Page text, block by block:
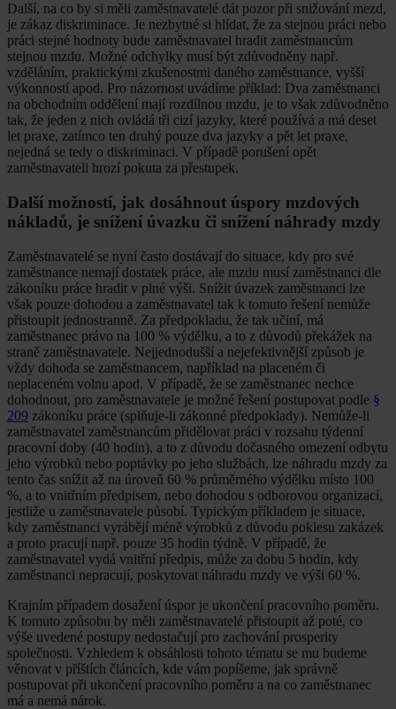
Další, na co by si měli zaměstnavatelé dát pozor při snižování mezd,
je zákaz diskriminace. Je nezbytné si hlídat, že za stejnou práci nebo
práci stejné hodnoty bude zaměstnavatel hradit zaměstnancům
stejnou mzdu. Možné odchylky musí být zdůvodněny např.
vzděláním, praktickými zkušenostmi daného zaměstnance, vyšší
výkonností apod. Pro názornost uvádíme příklad: Dva zaměstnanci
na obchodním oddělení mají rozdílnou mzdu, je to však zdůvodněno
tak, že jeden z nich ovládá tři cizí jazyky, které používá a má deset
let praxe, zatímco ten druhý pouze dva jazyky a pět let praxe,
nejedná se tedy o diskriminaci. V případě porušení opět
zaměstnavateli hrozí pokuta za přestupek.
Další možností, jak dosáhnout úspory mzdových
nákladů, je snížení úvazku či snížení náhrady mzdy
Zaměstnavatelé se nyní často dostávají do situace, kdy pro své
zaměstnance nemají dostatek práce, ale mzdu musí zaměstnanci dle
zákoníku práce hradit v plné výši. Snížit úvazek zaměstnanci lze
však pouze dohodou a zaměstnavatel tak k tomuto řešení nemůže
přistoupit jednostranně. Za předpokladu, že tak učiní, má
zaměstnanec právo na 100 % výdělku, a to z důvodů překážek na
straně zaměstnavatele. Nejjednodušší a nejefektivnější způsob je
vždy dohoda se zaměstnancem, například na placeném či
neplaceném volnu apod. V případě, že se zaměstnanec nechce
dohodnout, pro zaměstnavatele je možné řešení postupovat podle §
209 zákoníku práce (splňuje-li zákonné předpoklady). Nemůže-li
zaměstnavatel zaměstnancům přidělovat práci v rozsahu týdenní
pracovní doby (40 hodin), a to z důvodu dočasného omezení odbytu
jeho výrobků nebo poptávky po jeho službách, lze náhradu mzdy za
tento čas snížit až na úroveň 60 % průměrného výdělku místo 100
%, a to vnitřním předpisem, nebo dohodou s odborovou organizací,
jestliže u zaměstnavatele působí. Typickým příkladem je situace,
kdy zaměstnanci vyrábějí méně výrobků z důvodu poklesu zakázek
a proto pracují např. pouze 35 hodin týdně. V případě, že
zaměstnavatel vydá vnitřní předpis, může za dobu 5 hodin, kdy
zaměstnanci nepracují, poskytovat náhradu mzdy ve výši 60 %.
Krajním případem dosažení úspor je ukončení pracovního poměru.
K tomuto způsobu by měli zaměstnavatelé přistoupit až poté, co
výše uvedené postupy nedostačují pro zachování prosperity
společnosti. Vzhledem k obsáhlosti tohoto tématu se mu budeme
věnovat v příštích článcích, kde vám popíšeme, jak správně
postupovat při ukončení pracovního poměru a na co zaměstnanec
má a nemá nárok.